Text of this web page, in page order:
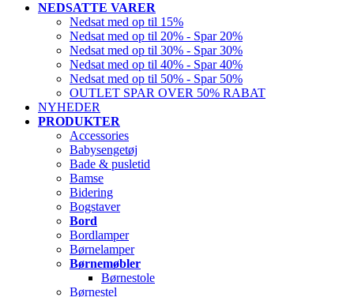
NEDSATTE VARER
Nedsat med op til 15%
Nedsat med op til 20% - Spar 20%
Nedsat med op til 30% - Spar 30%
Nedsat med op til 40% - Spar 40%
Nedsat med op til 50% - Spar 50%
OUTLET SPAR OVER 50% RABAT
NYHEDER
PRODUKTER
Accessories
Babysengetøj
Bade & pusletid
Bamse
Bidering
Bogstaver
Bord
Bordlamper
Børnelamper
Børnemøbler
Børnestole
Børnestel